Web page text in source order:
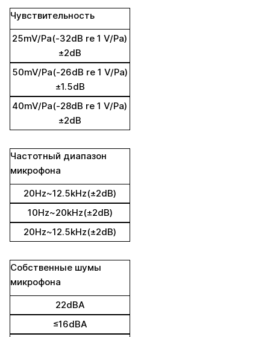
Чувствительность
25mV/Pa(-32dB re 1 V/Pa)
±2dB
50mV/Pa(-26dB re 1 V/Pa)
±1.5dB
40mV/Pa(-28dB re 1 V/Pa)
±2dB
Частотный диапазон
микрофона
20Hz~12.5kHz(±2dB)
10Hz~20kHz(±2dB)
20Hz~12.5kHz(±2dB)
Собственные шумы
микрофона
22dBA
≤16dBA